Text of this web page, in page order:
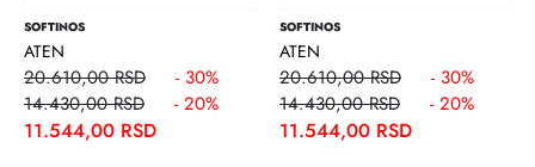
SOFTINOS
ATEN
20.610,00 RSD
- 30%
14.430,00 RSD
- 20%
11.544,00 RSD
SOFTINOS
ATEN
20.610,00 RSD
- 30%
14.430,00 RSD
- 20%
11.544,00 RSD